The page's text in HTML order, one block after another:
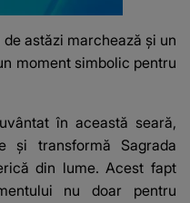
astăzi marchează și un
moment simbolic pentru
în această seară,
și transformă Sagrada
din lume. Acest fapt
nu doar pentru